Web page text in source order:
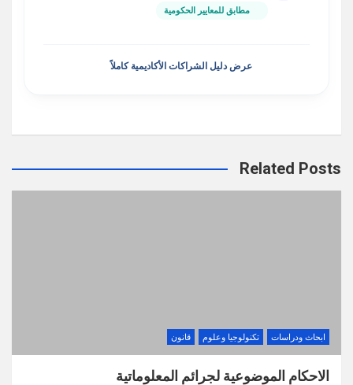
مطابق للمعايير الحكومية
عرض دليل الشراكات الأكاديمية كاملاً
Related Posts
ابحاث ودراسات تكنولوجيا وعلوم قانون
الاحكام الموضوعية لجرائم المعلوماتية